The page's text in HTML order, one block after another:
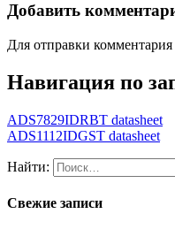
Добавить
Для отправки
Навигация по
ADS7829IDRBT datasheet
ADS1112IDGST datasheet
Найти:
Свежие записи